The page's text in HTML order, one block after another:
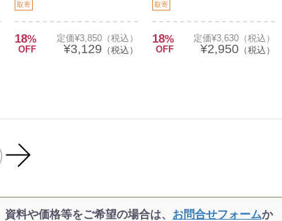
取寄
18%
OFF
定価¥3,850（税込）
¥3,129 （税込）
取寄
18%
OFF
定価¥3,630（税込）
¥2,950 （税込）
資料や価格等をご希望の場合は、 お問合せフォームか